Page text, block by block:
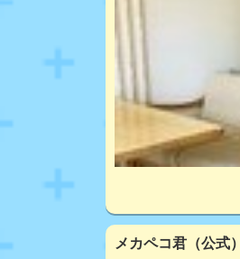
メカペコ君（公式）